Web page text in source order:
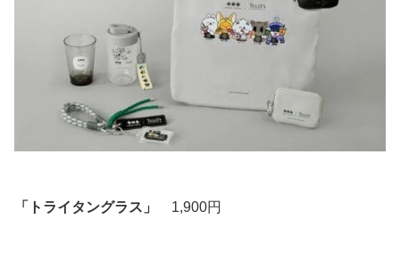
「トライタングラス」 1,900円